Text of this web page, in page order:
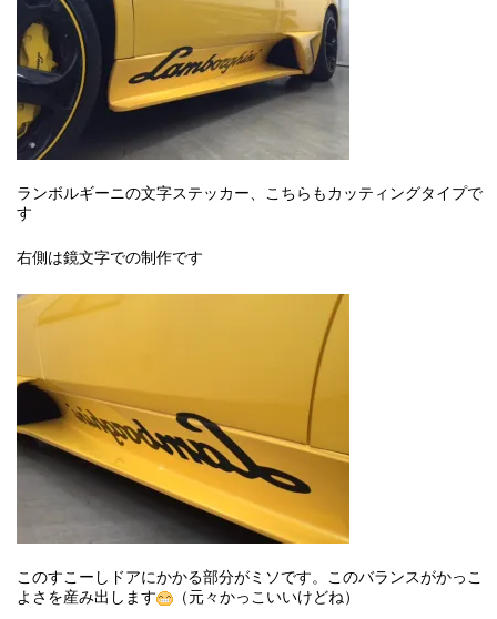
ランボルギーニの文字ステッカー、こちらもカッティングタイプで
す
右側は鏡文字での制作です
このすこーしドアにかかる部分がミソです。このバランスがかっこ
よさを産み出します
（元々かっこいいけどね）